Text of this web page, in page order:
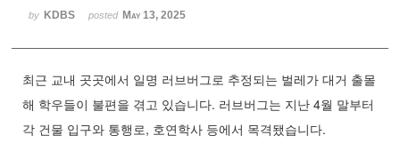
by KDBS posted May 13, 2025
최근 교내 곳곳에서 일명 러브버그로 추정되는 벌레가 대거 출몰
해 학우들이 불편을 겪고 있습니다. 러브버그는 지난 4월 말부터
각 건물 입구와 통행로, 호연학사 등에서 목격됐습니다.
Sketchbook5, 스케치북5